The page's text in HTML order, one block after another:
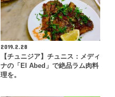
2019.2.28
【チュニジア】チュニス：メディ
ナの「El Abed」で絶品ラム肉料
理を。